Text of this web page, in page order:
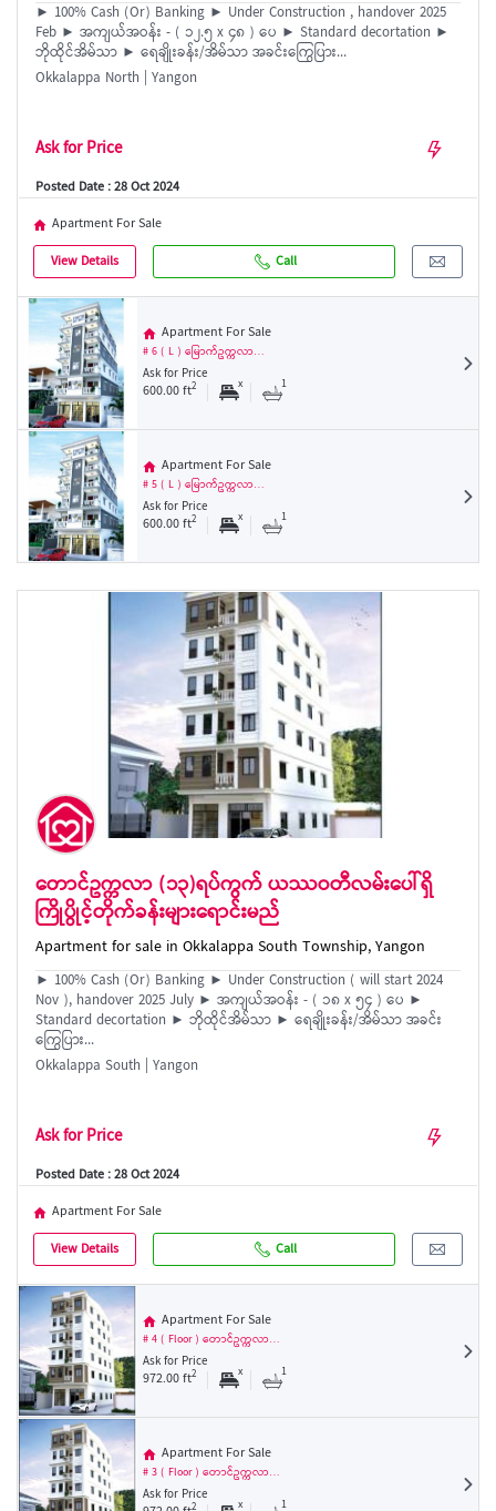
► 100% Cash (Or) Banking ► Under Construction , handover 2025
Feb ► အကျယ်အဝန်း - ( ၁၂.၅ x ၄၈ ) ပေ ► Standard decortation ►
ဘိုထိုင်အိမ်သာ ► ရေချိုးခန်း/အိမ်သာ အခင်းကြွေပြား...
Okkalappa North | Yangon
Ask for Price
Posted Date : 28 Oct 2024
Apartment For Sale
View Details
Call
Apartment For Sale
# 6 ( L ) မြောက်ဥက္ကလာ…
Ask for Price
600.00 ft2 x 1
Apartment For Sale
# 5 ( L ) မြောက်ဥက္ကလာ…
Ask for Price
600.00 ft2 x 1
တောင်ဥက္ကလာ (၁၃)ရပ်ကွက် ယဿဝတီလမ်းပေါ်ရှိ
ကြိုပွိုင့်တိုက်ခန်းများရောင်းမည်
Apartment for sale in Okkalappa South Township, Yangon
► 100% Cash (Or) Banking ► Under Construction ( will start 2024
Nov ), handover 2025 July ► အကျယ်အဝန်း - ( ၁၈ x ၅၄ ) ပေ ►
Standard decortation ► ဘိုထိုင်အိမ်သာ ► ရေချိုးခန်း/အိမ်သာ အခင်း
ကြွေပြား...
Okkalappa South | Yangon
Ask for Price
Posted Date : 28 Oct 2024
Apartment For Sale
View Details
Call
Apartment For Sale
# 4 ( Floor ) တောင်ဥက္ကလာ…
Ask for Price
972.00 ft2 x 1
Apartment For Sale
# 3 ( Floor ) တောင်ဥက္ကလာ…
Ask for Price x 1